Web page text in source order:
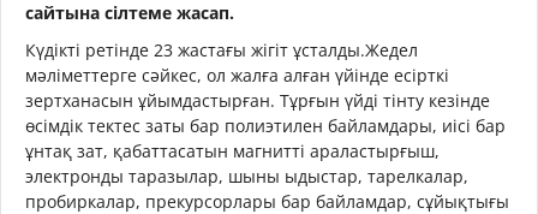
сайтына сілтеме жасап.
Күдікті ретінде 23 жастағы жігіт ұсталды.Жедел
мәліметтерге сәйкес, ол жалға алған үйінде есірткі
зертханасын ұйымдастырған. Тұрғын үйді тінту кезінде
өсімдік тектес заты бар полиэтилен байламдары, иісі бар
ұнтақ зат, қабаттасатын магнитті араластырғыш,
электронды таразылар, шыны ыдыстар, тарелкалар,
пробиркалар, прекурсорлары бар байламдар, сұйықтығы